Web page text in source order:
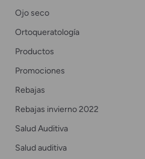
Ojo seco
Ortoqueratología
Productos
Promociones
Rebajas
Rebajas invierno 2022
Salud Auditiva
Salud auditiva